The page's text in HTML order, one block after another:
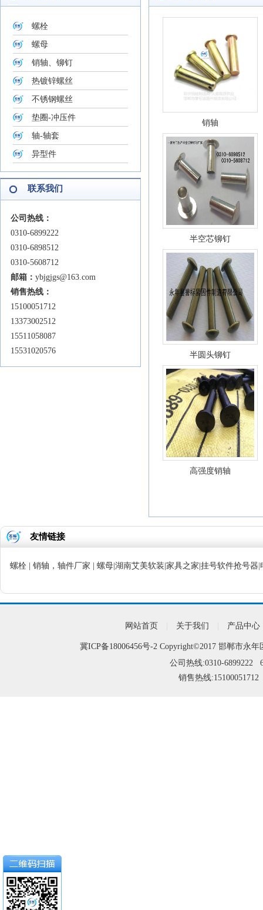
螺栓
螺母
销轴、铆钉
热镀锌螺丝
不锈钢螺丝
垫圈-冲压件
轴-轴套
异型件
联系我们
公司热线：
0310-6899222
0310-6898512
0310-5608712
邮箱： ybjgjgs@163.com
销售热线：
15100051712
13373002512
15511058087
15531020576
销轴
半空芯铆钉
半圆头铆钉
高强度销轴
友情链接
螺栓| 销轴，轴件厂家 螺母| 湖南艾美软装 家具之家 挂号软件抢号器
网站首页 关于我们 产品中心
冀ICP备18006456号-2 Copyright©2017 邯郸市永年
公司热线:0310-6899222
销售热线